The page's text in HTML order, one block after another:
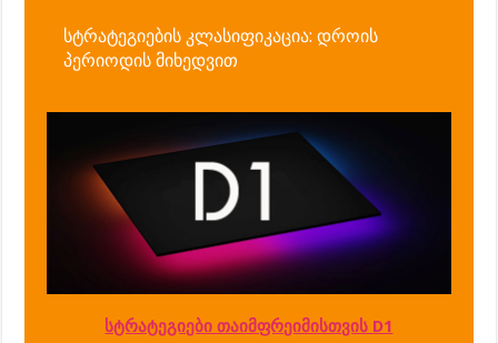
სტრატეგიების კლასიფიკაცია: დროის
პერიოდის მიხედვით
სტრატეგიები თაიმფრეიმისთვის D1